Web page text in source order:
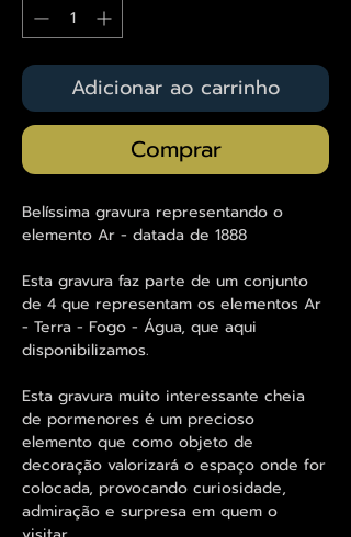
Adicionar ao carrinho
Comprar
Belíssima gravura representando o
elemento Ar - datada de 1888
Esta gravura faz parte de um conjunto
de 4 que representam os elementos Ar
- Terra - Fogo - Água, que aqui
disponibilizamos.
Esta gravura muito interessante cheia
de pormenores é um precioso
elemento que como objeto de
decoração valorizará o espaço onde for
colocada, provocando curiosidade,
admiração e surpresa em quem o